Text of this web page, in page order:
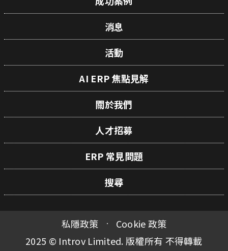
消息
活動
AI ERP 焦點見解
關於我們
人才招募
ERP 常見問題
搜尋
私隱政策
Cookie 政策
2025 © Introv Limited. 版權所有 不得轉載